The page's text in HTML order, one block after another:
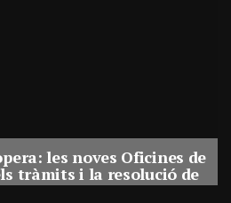
les noves Oficines de
tràmits i la resolució de
de Catalunya